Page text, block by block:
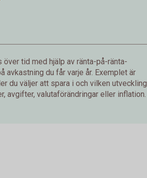
tid med hjälp av ränta-på-ränta-
du får varje år. Exemplet är
du väljer att spara i och vilken utveckling
avgifter, valutaförändringar eller inflation.